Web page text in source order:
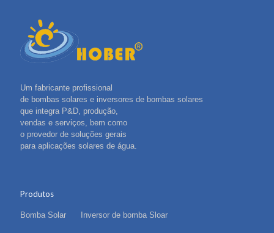
Um fabricante profissional
de bombas solares e inversores de bombas solares
que integra P&D, produção,
vendas e serviços, bem como
o provedor de soluções gerais
para aplicações solares de água.
Produtos
Bomba Solar Inversor de bomba Sloar